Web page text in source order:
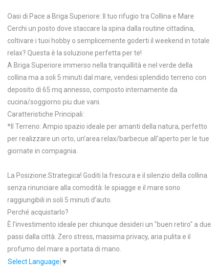
Oasi di Pace a Briga Superiore: Il tuo rifugio tra Collina e Mare
Cerchi un posto dove staccare la spina dalla routine cittadina,
coltivare i tuoi hobby o semplicemente goderti il weekend in totale
relax? Questa è la soluzione perfetta per te!
A Briga Superiore immerso nella tranquillità e nel verde della
collina ma a soli 5 minuti dal mare, vendesi splendido terreno con
deposito di 65 mq annesso, composto internamente da
cucina/soggiorno piu due vani.
Caratteristiche Principali:
*Il Terreno: Ampio spazio ideale per amanti della natura, perfetto
per realizzare un orto, un’area relax/barbecue all'aperto per le tue
giornate in compagnia.
La Posizione:Strategica! Goditi la frescura e il silenzio della collina
senza rinunciare alla comodità: le spiagge e il mare sono
raggiungibili in soli 5 minuti d'auto.
Perché acquistarlo?
È l'investimento ideale per chiunque desideri un "buen retiro" a due
passi dalla città. Zero stress, massima privacy, aria pulita e il
profumo del mare a portata di mano.
Select Language ▼